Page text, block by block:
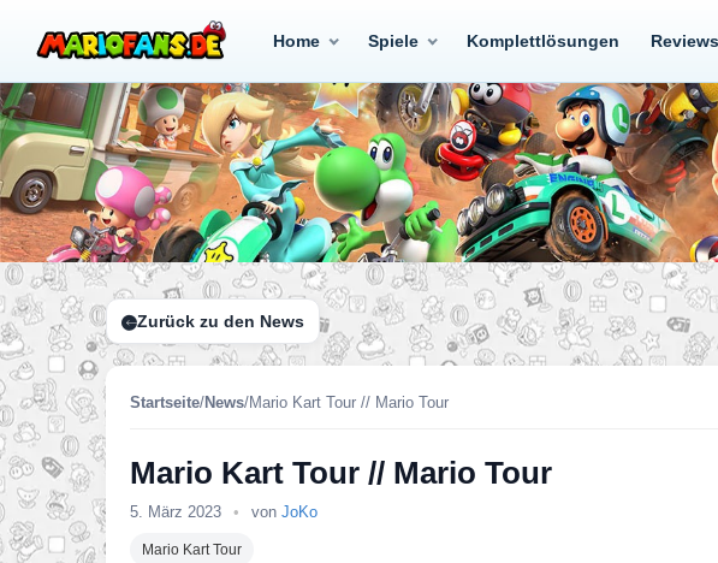
Home Spiele Komplettlösungen Reviews
Zurück zu den News
Startseite/News/Mario Kart Tour // Mario Tour
Mario Kart Tour // Mario Tour
5. März 2023 • von JoKo
Mario Kart Tour